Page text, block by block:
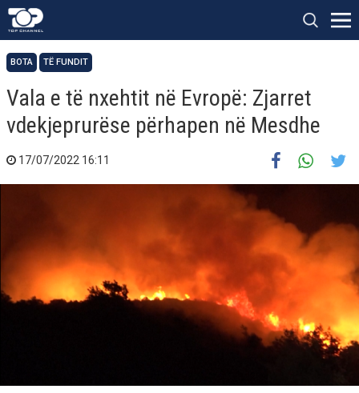
BOTA TË FUNDIT
Vala e të nxehtit në Evropë: Zjarret
vdekjeprurëse përhapen në Mesdhe
17/07/2022 16:11